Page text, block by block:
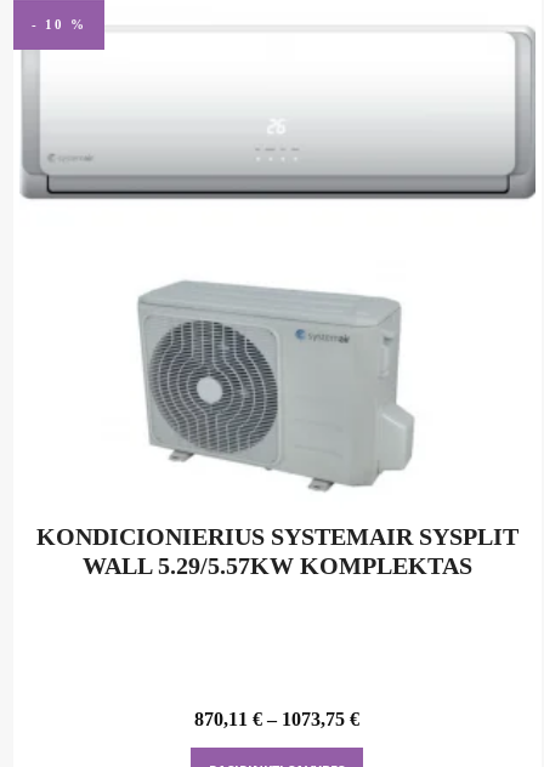
- 10 %
KONDICIONIERIUS SYSTEMAIR SYSPLIT
WALL 5.29/5.57KW KOMPLEKTAS
870,11€– 1073,75€